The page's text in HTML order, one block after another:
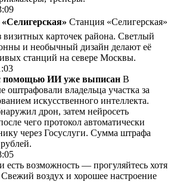
Станция «Селигерская»
визитных карточек района. Светлый
и необычный дизайн делают её
станций на севере Москвы.
помощью ИИ уже выписан В
оштрафовали владельца участка за
искусственного интеллекта.
дрон, затем нейросеть
чего протокол автоматически
через Госуслуги. Сумма штрафа
есть возможность — прогуляйтесь хотя
воздух и хорошее настроение